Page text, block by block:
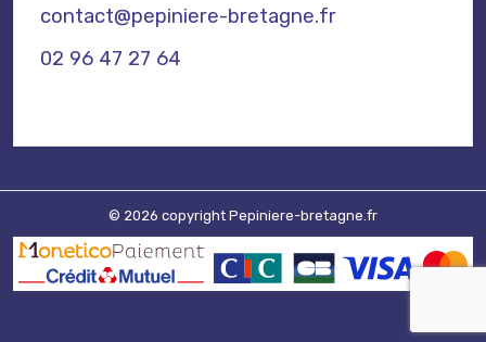
contact@pepiniere-bretagne.fr
02 96 47 27 64
© 2026 copyright Pepiniere-bretagne.fr